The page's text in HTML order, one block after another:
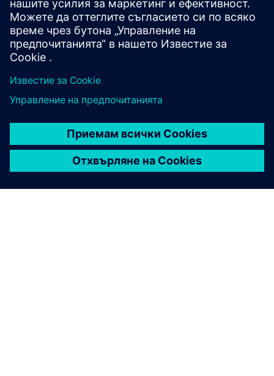
наличността на софтуерния лиценз,
използването, състоянието на работата и други.